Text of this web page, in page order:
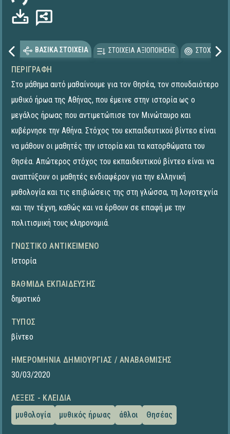
ΒΑΣΙΚΑ ΣΤΟΙΧΕΙΑ ΣΤΟΙΧΕΙΑ ΑΞΙΟΠΟΙΗΣΗΣ
ΠΕΡΙΓΡΑΦΉ
Στο μάθημα αυτό μαθαίνουμε για τον Θησέα, τον σπουδαιότερο
μυθικό ήρωα της Αθήνας, που έμεινε στην ιστορία ως ο
μεγάλος ήρωας που αντιμετώπισε τον Μινώταυρο και
κυβέρνησε την Αθήνα. Στόχος του εκπαιδευτικού βίντεο είναι
να μάθουν οι μαθητές την ιστορία και τα κατορθώματα του
Θησέα. Απώτερος στόχος του εκπαιδευτικού βίντεο είναι να
αναπτύξουν οι μαθητές ενδιαφέρον για την ελληνική
μυθολογία και τις επιβιώσεις της στη γλώσσα, τη λογοτεχνία
και την τέχνη, καθώς και να έρθουν σε επαφή με την
πολιτισμική τους κληρονομιά.
ΓΝΩΣΤΙΚΌ ΑΝΤΙΚΕΊΜΕΝΟ
Ιστορία
ΒΑΘΜΊΔΑ ΕΚΠΑΊΔΕΥΣΗΣ
δημοτικό
ΤΎΠΟΣ
βίντεο
ΗΜΕΡΟΜΗΝΊΑ ΔΗΜΙΟΥΡΓΊΑΣ / ΑΝΑΒΆΘΜΙΣΗΣ
30/03/2020
ΛΈΞΕΙΣ - ΚΛΕΙΔΙΆ
μυθολογία
μυθικός ήρωας άθλοι Θησέας